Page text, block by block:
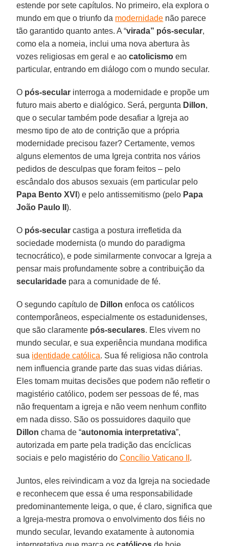
estende por sete capítulos. No primeiro, ela explora o
mundo em que o triunfo da modernidade não parece
tão garantido quanto antes. A “virada” pós-secular,
como ela a nomeia, inclui uma nova abertura às
vozes religiosas em geral e aocatolicismo em
particular, entrando em diálogo com o mundo secular.
O pós-secular interroga a modernidade e propõe um
futuro mais aberto e dialógico. Será, pergunta Dillon,
que o secular também pode desafiar a Igreja ao
mesmo tipo de ato de contrição que a própria
modernidade precisou fazer? Certamente, vemos
alguns elementos de uma Igreja contrita nos vários
pedidos de desculpas que foram feitos – pelo
escândalo dos abusos sexuais (em particular pelo
Papa Bento XVI) e pelo antissemitismo (pelo Papa
João Paulo II).
O pós-secular castiga a postura irrefletida da
sociedade modernista (o mundo do paradigma
tecnocrático), e pode similarmente convocar a Igreja a
pensar mais profundamente sobre a contribuição da
secularidade para a comunidade de fé.
O segundo capítulo de Dillon enfoca os católicos
contemporâneos, especialmente os estadunidenses,
que são claramente pós-seculares. Eles vivem no
mundo secular, e sua experiência mundana modifica
sua identidade católica. Sua fé religiosa não controla
nem influencia grande parte das suas vidas diárias.
Eles tomam muitas decisões que podem não refletir o
magistério católico, podem ser pessoas de fé, mas
não frequentam a igreja e não veem nenhum conflito
em nada disso. São os possuidores daquilo que
Dillon chama de “autonomia interpretativa”,
autorizada em parte pela tradição das encíclicas
sociais e pelo magistério doConcílio Vaticano II .
Juntos, eles reivindicam a voz da Igreja na sociedade
e reconhecem que essa é uma responsabilidade
predominantemente leiga, o que, é claro, significa que
a Igreja-mestra promova o envolvimento dos fiéis no
mundo secular, levando exatamente à autonomia